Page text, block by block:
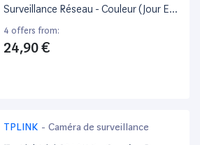
Surveillance Réseau - Couleur (Jour Et
Nuit) - 2 Mp - 1920 X 1080 - 1080P -
Focale Fixe - Audio - Wi-Fi - H.264 - Cc
4 offers from:
24,90 €
TPLINK - Caméra de surveillance